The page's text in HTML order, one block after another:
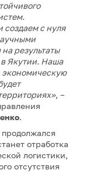
создаем с нуля
результаты
в Якутии. Наша
экономическую
, –
.
продолжался
отработка
логистики,
отсутствия